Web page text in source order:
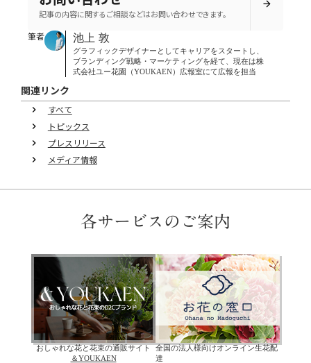
記事の内容に関するご相談などはお問い合わせできます。
arrow_forward
筆者 池上 敦
グラフィックデザイナーとしてキャリアをスタートし、
ブランディング戦略・マーケティングを経て、現在は株
式会社ユー花園（YOUKAEN）広報室にて広報を担当
関連リンク
keyboard_arrow_right すべて
keyboard_arrow_right トピックス
keyboard_arrow_right プレスリリース
keyboard_arrow_right メディア情報
各サービスのご案内
おしゃれな花と花束の通販サイト
＆YOUKAEN
全国の法人様向けオンライン生花配
達